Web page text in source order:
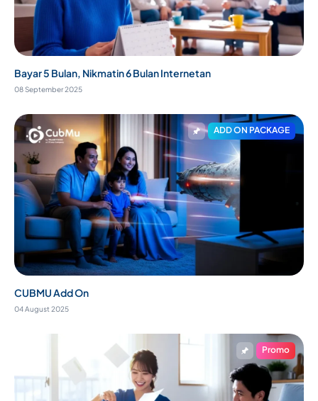
Bayar 5 Bulan, Nikmatin 6 Bulan Internetan
08 September 2025
ADD ON PACKAGE
CUBMU Add On
04 August 2025
Promo